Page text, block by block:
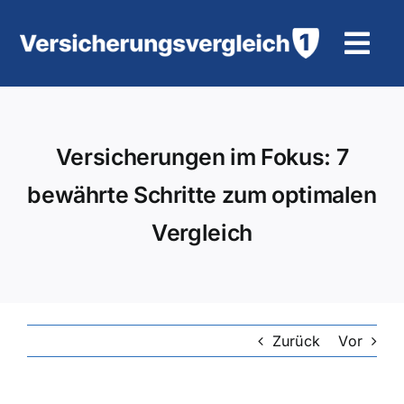
Inhalt
KFZ-Versicherung
Versicherungen im Fokus: 7
bewährte Schritte zum optimalen
Vergleich
Zurück Vor